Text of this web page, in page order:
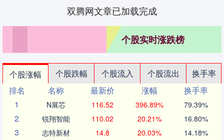
双腾网文章已加载完成
个股实时涨跌榜
个股涨幅 个股跌幅 个股流入 个股流出
换手率
排名
名称 最新价 涨幅
换手率
1
N展芯 116.52 396.89% 79.39%
2 锐翔智能 110.02 20.21% 16.80%
3 志特新材 14.8 20.03% 14.18%